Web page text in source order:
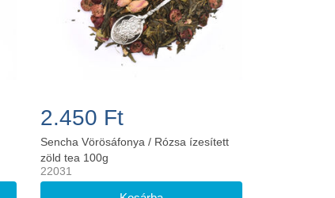
2.450 Ft
Sencha Vörösáfonya / Rózsa ízesített
zöld tea 100g
22031